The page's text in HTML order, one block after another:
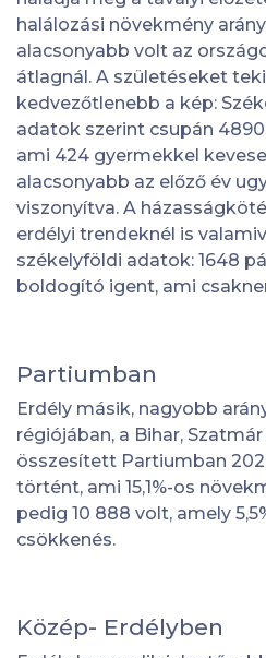
halálozási növekmény
alacsonyabb volt az
átlagnál. A születéseket
kedvezőtlenebb a kép:
adatok szerint csupán
ami 424 gyermekkel
alacsonyabb az előző év
viszonyítva. A
erdélyi trendeknél is
székelyföldi adatok: 1648
boldogító igent, ami
Partiumban
Erdély másik, nagyobb
régiójában, a Bihar,
összesített Partiumban
történt, ami 15,1%-os
pedig 10 888 volt, amely
csökkenés.
Közép- Erdélyben